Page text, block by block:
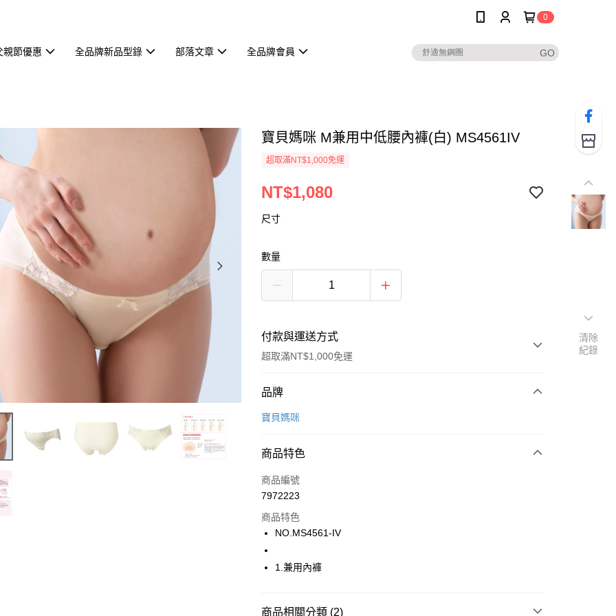
0
親節優惠 全品牌新品型錄 部落文章 全品牌會員
寶貝媽咪 M兼用中低腰內褲(白) MS4561IV
超取滿NT$1,000免運
NT$1,080
尺寸
數量
付款與運送方式
超取滿NT$1,000免運
付款方式
信用卡一次付款
街口支付
ATM付款
運送方式
每筆NT$80，滿NT$1,000(含以上)免運費
品牌
寶貝媽咪
商品特色
商品編號
7972223
商品特色
NO.MS4561-IV
1.兼用內褲
商品相關分類 (2)
清除
紀錄